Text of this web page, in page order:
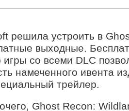
решила устроить в
выходные.
со всеми DLC
намеченного ивента
трейлер.
Ghost Recon: